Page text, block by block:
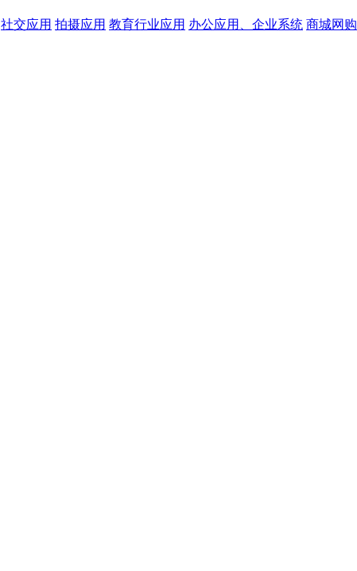
社交应用 拍摄应用 教育行业应用 办公应用、企业系统 商城网购